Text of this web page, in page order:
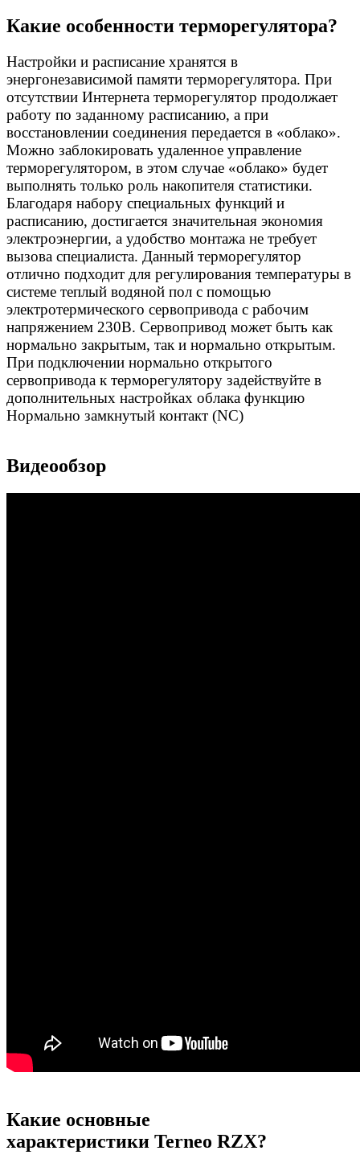
Какие особенности терморегулятора?
Настройки и расписание хранятся в
энергонезависимой памяти терморегулятора. При
отсутствии Интернета терморегулятор продолжает
работу по заданному расписанию, а при
восстановлении соединения передается в «облако».
Можно заблокировать удаленное управление
терморегулятором, в этом случае «облако» будет
выполнять только роль накопителя статистики.
Благодаря набору специальных функций и
расписанию, достигается значительная экономия
электроэнергии, а удобство монтажа не требует
вызова специалиста. Данный терморегулятор
отлично подходит для регулирования температуры в
системе теплый водяной пол с помощью
электротермического сервопривода с рабочим
напряжением 230В. Сервопривод может быть как
нормально закрытым, так и нормально открытым.
При подключении нормально открытого
сервопривода к терморегулятору задействуйте в
дополнительных настройках облака функцию
Нормально замкнутый контакт (NC)
Видеообзор
Какие основные
характеристики Terneo RZX?